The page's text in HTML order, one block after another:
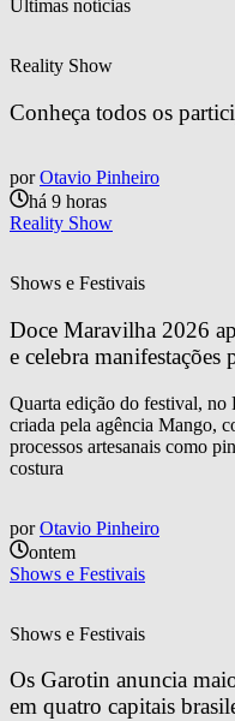
Últimas notícias
Reality Show
Conheça todos os
por Otavio Pinheiro
há 9 horas
Reality Show
Shows e Festivais
Doce Maravilha 2026
e celebra manifestações
Quarta edição do festival, no
criada pela agência Mango,
processos artesanais como
costura
por Otavio Pinheiro
ontem
Shows e Festivais
Shows e Festivais
Os Garotin anuncia
em quatro capitais